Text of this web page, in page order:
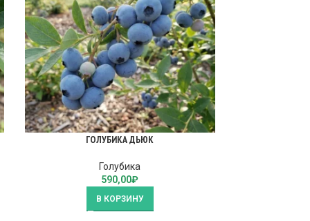
ГОЛУБИКА ДЬЮК
Голубика
590,00₽
В КОРЗИНУ